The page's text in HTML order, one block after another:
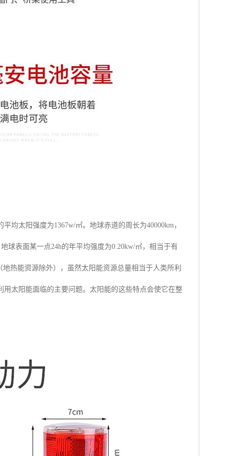
均太阳强度为1367w/㎡。地球赤道的周长为40000km，
球表面某一点24h的年平均强度为0.20kw/㎡，相当于有
热能资源除外），虽然太阳能资源总量相当于人类所利
太阳能面临的主要问题。太阳能的这些特点会使它在整